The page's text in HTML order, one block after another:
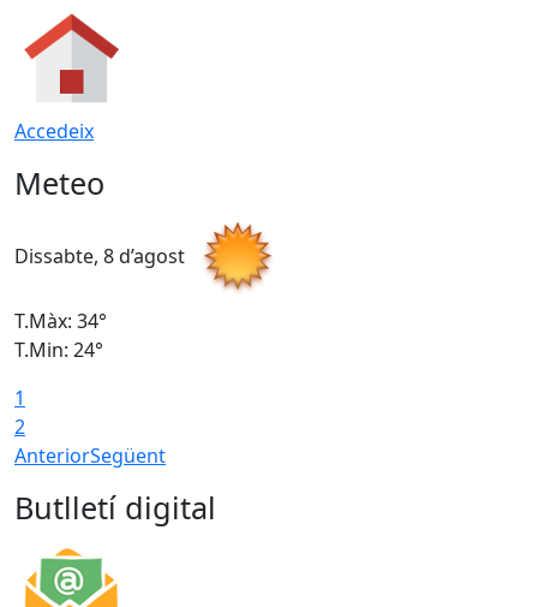
Accedeix
Meteo
Dissabte, 8 d’agost
T.Màx: 34°
T.Min: 24°
1
2
AnteriorSegüent
Butlletí digital